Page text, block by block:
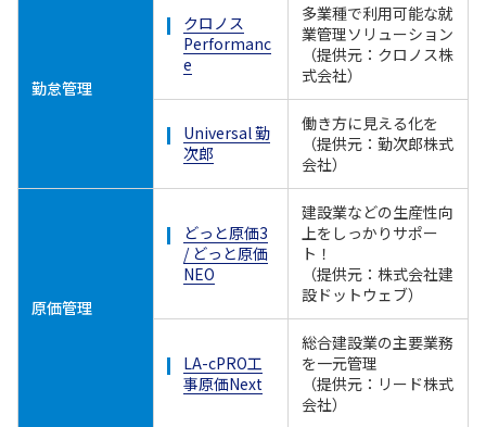
勤怠管理
クロノス
Performanc
e
多業種で利用可能な就
業管理ソリューション
（提供元：クロノス株
式会社）
Universal 勤
次郎
働き方に見える化を
（提供元：勤次郎株式
会社）
原価管理
どっと原価3
/ どっと原価
NEO
建設業などの生産性向
上をしっかりサポー
ト！
（提供元：株式会社建
設ドットウェブ）
LA-cPRO工
事原価Next
総合建設業の主要業務
を一元管理
（提供元：リード株式
会社）